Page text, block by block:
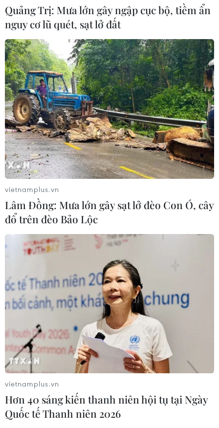
Quảng Trị: Mưa lớn gây ngập cục bộ, tiềm ẩn
nguy cơ lũ quét, sạt lở đất
vietnamplus.vn
Lâm Đồng: Mưa lớn gây sạt lở đèo Con Ó, cây
đổ trên đèo Bảo Lộc
vietnamplus.vn
Hơn 40 sáng kiến thanh niên hội tụ tại Ngày
Quốc tế Thanh niên 2026